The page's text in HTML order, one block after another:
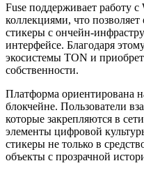
Fuse поддерживает работу
коллекциями, что
стикеры с ончейн-
интерфейсе. Благодаря
экосистемы TON и
собственности.
Платформа ориентирована
блокчейне. Пользователи
которые закрепляются в
элементы цифровой
стикеры не только в
объекты с прозрачной